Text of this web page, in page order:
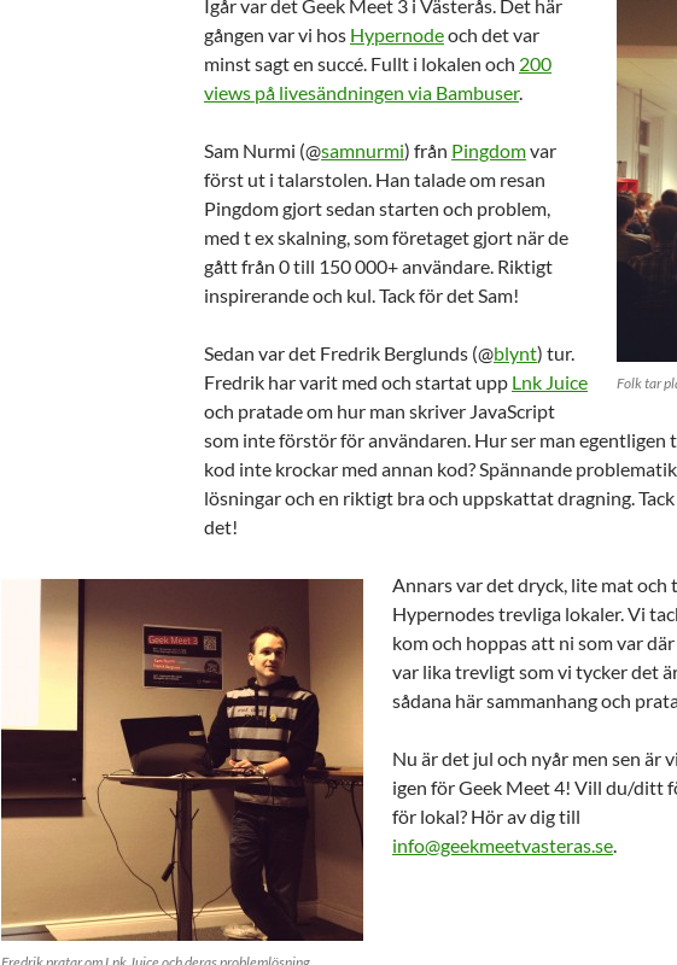
Folk tar
Igår var det Geek Meet 3 i Västerås. Det här
gången var vi hos Hypernodeoch det var
minst sagt en succé. Fullt i lokalen och 200
views på livesändningen via Bambuser.
Sam Nurmi (@samnurmi) från Pingdomvar
först ut i talarstolen. Han talade om resan
Pingdom gjort sedan starten och problem,
med t ex skalning, som företaget gjort när de
gått från 0 till 150 000+ användare. Riktigt
inspirerande och kul. Tack för det Sam!
Sedan var det Fredrik Berglunds (@blynt) tur.
Fredrik har varit med och startat upp Lnk Juice
och pratade om hur man skriver JavaScript
som inte förstör för användaren. Hur ser man egentligen
kod inte krockar med annan kod? Spännande
lösningar och en riktigt bra och uppskattat dragning.
det!
Annars var det dryck, lite mat och
Hypernodes trevliga lokaler. Vi
kom och hoppas att ni som var
var lika trevligt som vi tycker det
sådana här sammanhang och
Nu är det jul och nyår men sen är
igen för Geek Meet 4! Vill du/ditt
för lokal? Hör av dig till
info@geekmeetvasteras.se.